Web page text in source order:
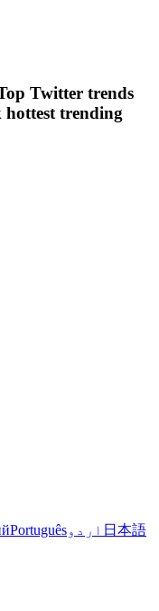
Twitter trends
trending
Portuguêsاردو 日本語